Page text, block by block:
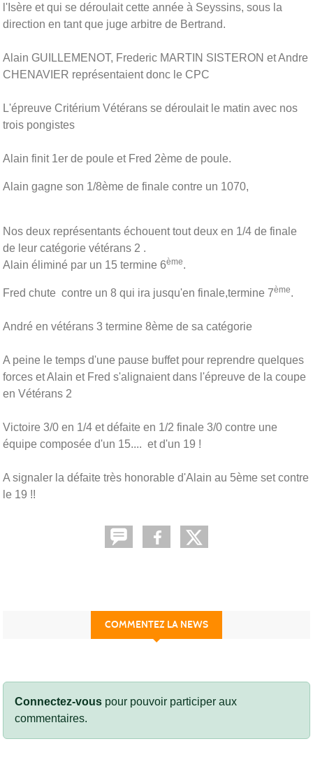
l'Isère et qui se déroulait cette année à Seyssins, sous la
direction en tant que juge arbitre de Bertrand.
Alain GUILLEMENOT, Frederic MARTIN SISTERON et Andre
CHENAVIER représentaient donc le CPC
L'épreuve Critérium Vétérans se déroulait le matin avec nos
trois pongistes
Alain finit 1er de poule et Fred 2ème de poule.
Alain gagne son 1/8ème de finale contre un 1070,
Nos deux représentants échouent tout deux en 1/4 de finale
de leur catégorie vétérans 2 .
Alain éliminé par un 15 termine 6ème.
Fred chute contre un 8 qui ira jusqu'en finale,termine 7ème.
André en vétérans 3 termine 8ème de sa catégorie
A peine le temps d'une pause buffet pour reprendre quelques
forces et Alain et Fred s'alignaient dans l'épreuve de la coupe
en Vétérans 2
Victoire 3/0 en 1/4 et défaite en 1/2 finale 3/0 contre une
équipe composée d'un 15.... et d'un 19 !
A signaler la défaite très honorable d'Alain au 5ème set contre
le 19 !!
COMMENTEZ LA NEWS
Connectez-vous pour pouvoir participer aux
commentaires.